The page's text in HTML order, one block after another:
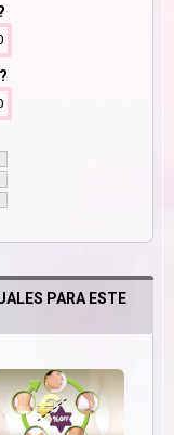
PARA ESTE